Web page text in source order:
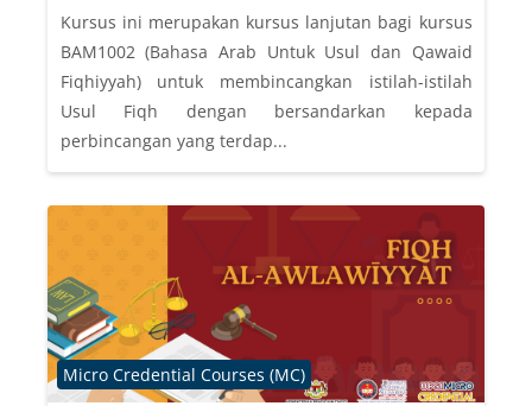
Kursus ini merupakan kursus lanjutan bagi kursus
BAM1002 (Bahasa Arab Untuk Usul dan Qawaid
Fiqhiyyah) untuk membincangkan istilah-istilah
Usul Fiqh dengan bersandarkan kepada
perbincangan yang terdap...
Course category
Micro Credential Courses (MC)